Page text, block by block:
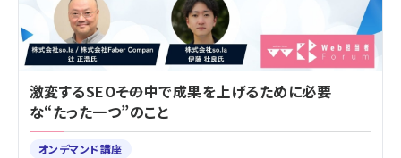
激変するSEO――その中で成果を上げるために必要
な“たった一つ”のこと
オンデマンド講座